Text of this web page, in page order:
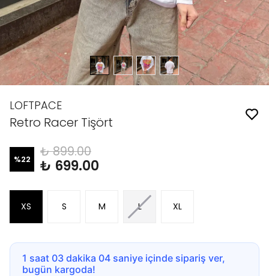
LOFTPACE
Retro Racer Tişört
%22 ₺ 899.00
₺ 699.00
XS S M L XL
1 saat 03 dakika 03 saniye içinde sipariş ver,
bugün kargoda!